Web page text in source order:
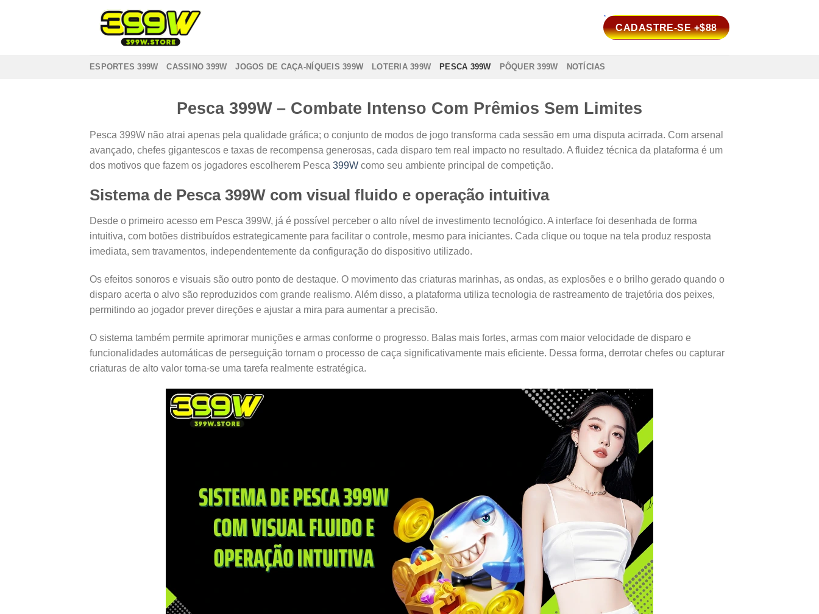
CADASTRE-SE +$88
ESPORTES 399W CASSINO 399W JOGOS DE CAÇA-NÍQUEIS 399W LOTERIA 399W PESCA 399W PÔQUER 399W NOTÍCIAS
Pesca 399W – Combate Intenso Com Prêmios Sem Limites
Pesca 399W não atrai apenas pela qualidade gráfica; o conjunto de modos de jogo transforma cada sessão em uma disputa acirrada. Com arsenal
avançado, chefes gigantescos e taxas de recompensa generosas, cada disparo tem real impacto no resultado. A fluidez técnica da plataforma é um
dos motivos que fazem os jogadores escolherem Pesca 399W como seu ambiente principal de competição.
Sistema de Pesca 399W com visual fluido e operação intuitiva
Desde o primeiro acesso em Pesca 399W, já é possível perceber o alto nível de investimento tecnológico. A interface foi desenhada de forma
intuitiva, com botões distribuídos estrategicamente para facilitar o controle, mesmo para iniciantes. Cada clique ou toque na tela produz resposta
imediata, sem travamentos, independentemente da configuração do dispositivo utilizado.
Os efeitos sonoros e visuais são outro ponto de destaque. O movimento das criaturas marinhas, as ondas, as explosões e o brilho gerado quando o
disparo acerta o alvo são reproduzidos com grande realismo. Além disso, a plataforma utiliza tecnologia de rastreamento de trajetória dos peixes,
permitindo ao jogador prever direções e ajustar a mira para aumentar a precisão.
O sistema também permite aprimorar munições e armas conforme o progresso. Balas mais fortes, armas com maior velocidade de disparo e
funcionalidades automáticas de perseguição tornam o processo de caça significativamente mais eficiente. Dessa forma, derrotar chefes ou capturar
criaturas de alto valor torna-se uma tarefa realmente estratégica.